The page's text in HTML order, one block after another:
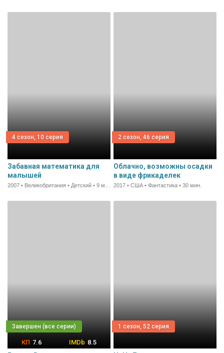
4 сезон, 10 серия
Забавная математика для
малышей
2007 • Великобритания • Детский • 9 мин.
2 сезон, 46 серия
Облачно, возможны осадки
в виде фрикаделек
2017 • США • Фантастика • 30 мин.
7.6 8.5
1 сезон, 52 серия